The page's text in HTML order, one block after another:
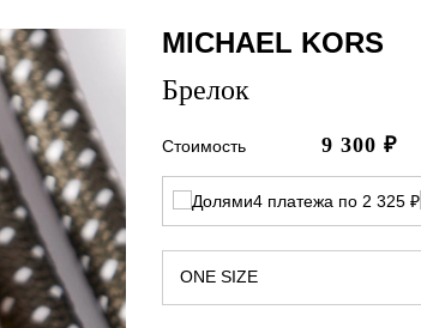
MICHAEL KORS
Брелок
Стоимость 9 300 ₽
4 платежа по 2 325 ₽
ONE SIZE